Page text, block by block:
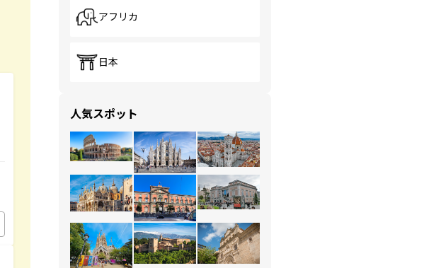
アフリカ
日本
人気スポット